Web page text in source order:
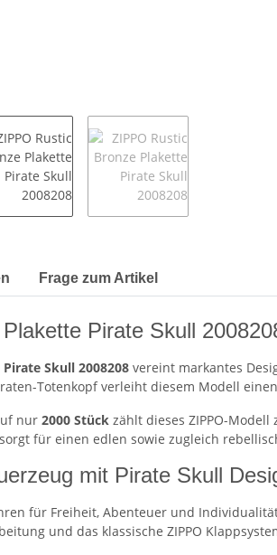
Frage zum Artikel
Pirate Skull
Skull 2008208 vereint markantes
Totenkopf verleiht diesem Modell
nur 2000 Stück zählt dieses ZIPPO-
für einen edlen sowie zugleich
mit Pirate Skull
für Freiheit, Abenteuer und
und das klassische ZIPPO